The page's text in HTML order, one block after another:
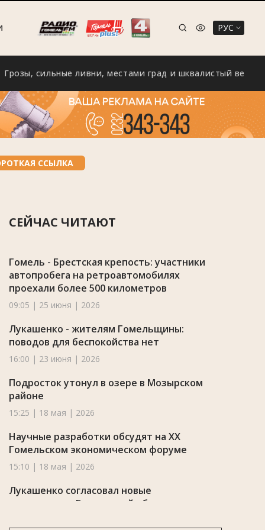
РУС
сильные ливни, местами град и шквалистый ветер с
ССЫЛКА
СЕЙЧАС ЧИТАЮТ
Гомель - Брестская крепость: участники
автопробега на ретроавтомобилях
проехали более 500 километров
09:05 | 25 июня | 2026
Лукашенко - жителям Гомельщины:
поводов для беспокойства нет
16:00 | 23 июня | 2026
Подросток утонул в озере в Мозырском
районе
15:25 | 18 мая | 2026
Научные разработки обсудят на XX
Гомельском экономическом форуме
15:10 | 18 мая | 2026
Лукашенко согласовал новые
назначения в Гомельской области